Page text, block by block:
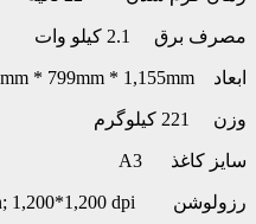
مصرف برق 2.1 کیلو وات
ابعاد 650mm * 799mm * 1,155mm میلیمتر
وزن 221 کیلوگرم
سایز کاغذ A3
رزولوشن Scan Main: 600* 600dpi, Copy: Main; 600* 600 dpi / Print: Main; 1,200*1,200 dpi